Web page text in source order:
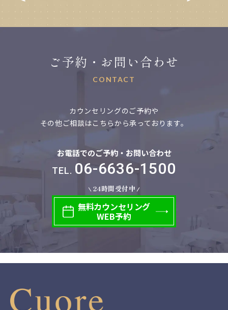
ご予約・お問い合わせ
CONTACT
カウンセリングのご予約や
その他ご相談はこちらから承っております。
お電話でのご予約・お問い合わせ
TEL. 06-6636-1500
24時間受付中
無料カウンセリング
WEB予約